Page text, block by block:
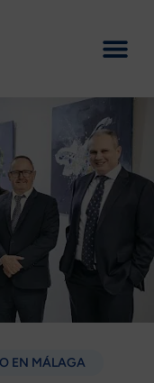
EN MÁLAGA